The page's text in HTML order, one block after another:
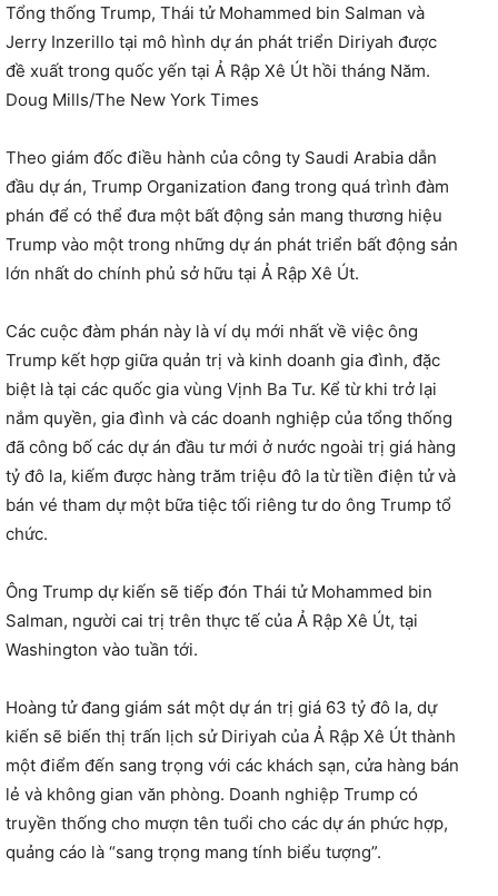
Tổng thống Trump, Thái tử Mohammed bin Salman và
Jerry Inzerillo tại mô hình dự án phát triển Diriyah được
đề xuất trong quốc yến tại Ả Rập Xê Út hồi tháng Năm.
Doug Mills/The New York Times
Theo giám đốc điều hành của công ty Saudi Arabia dẫn
đầu dự án, Trump Organization đang trong quá trình đàm
phán để có thể đưa một bất động sản mang thương hiệu
Trump vào một trong những dự án phát triển bất động sản
lớn nhất do chính phủ sở hữu tại Ả Rập Xê Út.
Các cuộc đàm phán này là ví dụ mới nhất về việc ông
Trump kết hợp giữa quản trị và kinh doanh gia đình, đặc
biệt là tại các quốc gia vùng Vịnh Ba Tư. Kể từ khi trở lại
nắm quyền, gia đình và các doanh nghiệp của tổng thống
đã công bố các dự án đầu tư mới ở nước ngoài trị giá hàng
tỷ đô la, kiếm được hàng trăm triệu đô la từ tiền điện tử và
bán vé tham dự một bữa tiệc tối riêng tư do ông Trump tổ
chức.
Ông Trump dự kiến ​​sẽ tiếp đón Thái tử Mohammed bin
Salman, người cai trị trên thực tế của Ả Rập Xê Út, tại
Washington vào tuần tới.
Hoàng tử đang giám sát một dự án trị giá 63 tỷ đô la, dự
kiến ​​sẽ biến thị trấn lịch sử Diriyah của Ả Rập Xê Út thành
một điểm đến sang trọng với các khách sạn, cửa hàng bán
lẻ và không gian văn phòng. Doanh nghiệp Trump có
truyền thống cho mượn tên tuổi cho các dự án phức hợp,
quảng cáo là “sang trọng mang tính biểu tượng”.